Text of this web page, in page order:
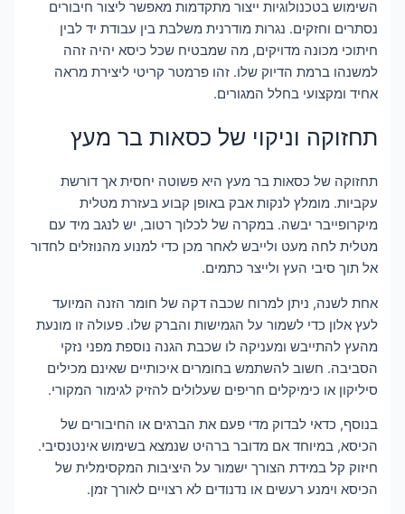
השימוש בטכנולוגיות ייצור מתקדמות מאפשר ליצור חיבורים
נסתרים וחזקים. נגרות מודרנית משלבת בין עבודת יד לבין
חיתוכי מכונה מדויקים, מה שמבטיח שכל כיסא יהיה זהה
למשנהו ברמת הדיוק שלו. זהו פרמטר קריטי ליצירת מראה
אחיד ומקצועי בחלל המגורים.
תחזוקה וניקוי של כסאות בר מעץ
תחזוקה של כסאות בר מעץ היא פשוטה יחסית אך דורשת
עקביות. מומלץ לנקות אבק באופן קבוע בעזרת מטלית
מיקרופייבר יבשה. במקרה של לכלוך רטוב, יש לנגב מיד עם
מטלית לחה מעט ולייבש לאחר מכן כדי למנוע מהנוזלים לחדור
אל תוך סיבי העץ ולייצר כתמים.
אחת לשנה, ניתן למרוח שכבה דקה של חומר הזנה המיועד
לעץ אלון כדי לשמור על הגמישות והברק שלו. פעולה זו מונעת
מהעץ להתייבש ומעניקה לו שכבת הגנה נוספת מפני נזקי
הסביבה. חשוב להשתמש בחומרים איכותיים שאינם מכילים
סיליקון או כימיקלים חריפים שעלולים להזיק לגימור המקורי.
בנוסף, כדאי לבדוק מדי פעם את הברגים או החיבורים של
הכיסא, במיוחד אם מדובר ברהיט שנמצא בשימוש אינטנסיבי.
חיזוק קל במידת הצורך ישמור על היציבות המקסימלית של
הכיסא וימנע רעשים או נדנודים לא רצויים לאורך זמן.